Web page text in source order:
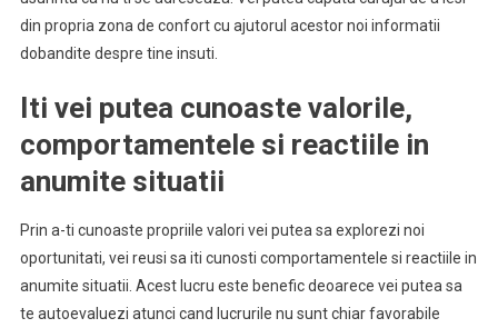
din propria zona de confort cu ajutorul acestor noi informatii
dobandite despre tine insuti.
Iti vei putea cunoaste valorile,
comportamentele si reactiile in
anumite situatii
Prin a-ti cunoaste propriile valori vei putea sa explorezi noi
oportunitati, vei reusi sa iti cunosti comportamentele si reactiile in
anumite situatii. Acest lucru este benefic deoarece vei putea sa
te autoevaluezi atunci cand lucrurile nu sunt chiar favorabile